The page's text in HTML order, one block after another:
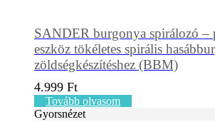
SANDER burgonya spirálozó –
eszköz tökéletes spirális
zöldségkészítéshez (BBM)
4.999 Ft
Tovább olvasom
Gyorsnézet